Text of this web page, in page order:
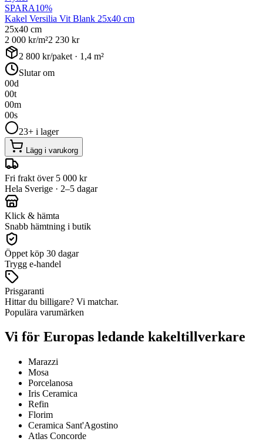
SPARA10%
Kakel Versilia Vit Blank 25x40 cm
25x40 cm
2 000 kr/m²2 230 kr
2 800 kr/paket · 1,4 m²
Slutar om
00d
00t
00m
00s
23+ i lager
Lägg i varukorg
Fri frakt över 5 000 kr
Hela Sverige · 2–5 dagar
Klick & hämta
Snabb hämtning i butik
Öppet köp 30 dagar
Trygg e-handel
Prisgaranti
Hittar du billigare? Vi matchar.
Populära varumärken
Vi för Europas ledande kakeltillverkare
Marazzi
Mosa
Porcelanosa
Iris Ceramica
Refin
Florim
Ceramica Sant'Agostino
Atlas Concorde